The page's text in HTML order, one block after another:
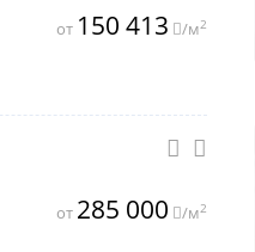
от 150 413 /м2
от 285 000 /м2